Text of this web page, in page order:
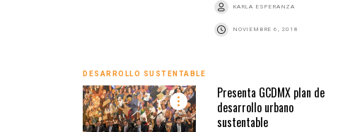
KARLA ESPERANZA
NOVIEMBRE 6, 2018
DESARROLLO SUSTENTABLE
Presenta GCDMX plan de
desarrollo urbano
sustentable